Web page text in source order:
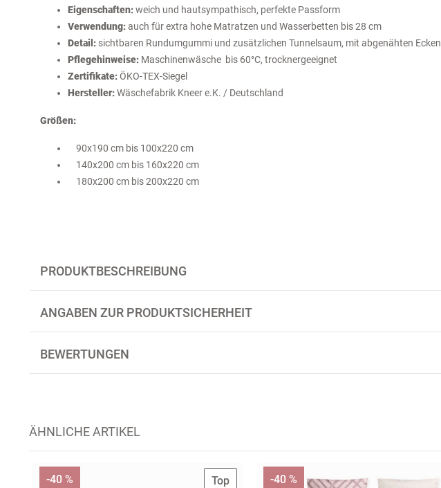
Eigenschaften:weich und hautsympathisch, perfekte Passform
Verwendung:auch für extra hohe Matratzen und Wasserbetten bis 28 cm
Detail:sichtbaren Rundumgummi und zusätzlichen Tunnelsaum, mit abgenähten Ecken
Pflegehinweise:Maschinenwäsche bis 60°C, trocknergeeignet
Zertifikate:ÖKO-TEX-Siegel
Hersteller:Wäschefabrik Kneer e.K. / Deutschland
Größen:
90x190 cm bis 100x220 cm
140x200 cm bis 160x220 cm
180x200 cm bis 200x220 cm
PRODUKTBESCHREIBUNG
ANGABEN ZUR PRODUKTSICHERHEIT
BEWERTUNGEN
ÄHNLICHE ARTIKEL
Top
-40 % -40 %